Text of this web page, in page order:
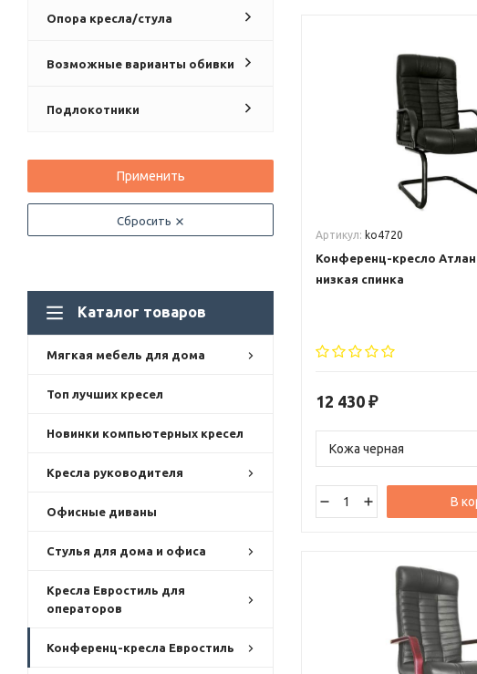
Опора кресла/стула
Возможные варианты обивки
Подлокотники
Применить
Сбросить
Каталог товаров
Мягкая мебель для дома
Топ лучших кресел
Новинки компьютерных кресел
Кресла руководителя
Офисные диваны
Стулья для дома и офиса
Кресла Евростиль для
операторов
Конференц-кресла Евростиль
Артикул: ko4720
Конференц-кресло
низкая спинка
12 430 ₽
В